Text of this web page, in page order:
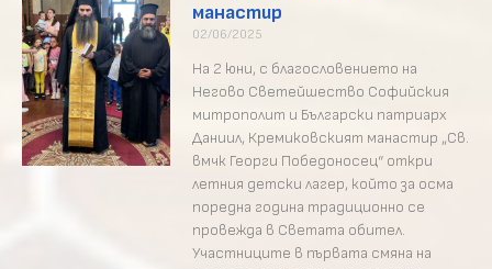
манастир
02/06/2025
На 2 юни, с благословението на
Негово Светейшество Софийския
митрополит и Български патриарх
Даниил, Кремиковският манастир „Св.
вмчк Георги Победоносец“ откри
летния детски лагер, който за осма
поредна година традиционно се
провежда в Светата обител.
Участниците в първата смяна на